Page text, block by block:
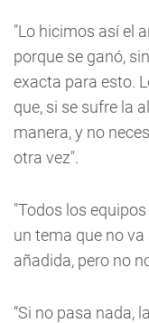
"Lo hicimos así el
porque se ganó,
exacta para esto.
que, si se sufre la
manera, y no
otra vez".
"Todos los
un tema que no
añadida, pero no
“Si no pasa nada,